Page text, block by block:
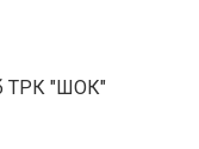
ТРК "ШОК"